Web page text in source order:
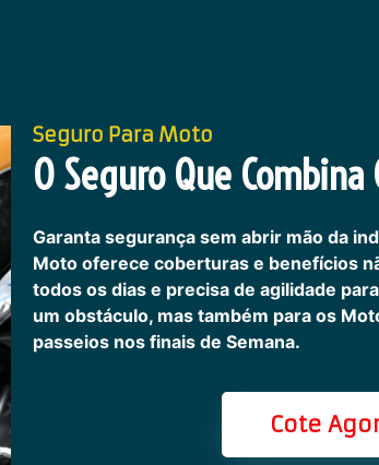
Seguro Para Moto
O Seguro Que Combina
Garanta segurança sem abrir mão da
Moto oferece coberturas e benefícios
todos os dias e precisa de agilidade
um obstáculo, mas também para os
passeios nos finais de Semana.
Cote